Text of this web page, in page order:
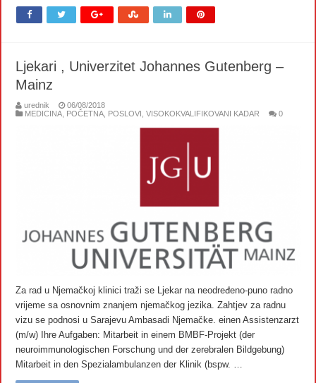
Ljekari , Univerzitet Johannes Gutenberg –
Mainz
urednik
06/08/2018
MEDICINA POČETNA POSLOVI ,VISOKOKVALIFIKOVANI KADAR 0
Za rad u Njemačkoj klinici traži se Ljekar na neodređeno-puno radno
vrijeme sa osnovnim znanjem njemačkog jezika. Zahtjev za radnu
vizu se podnosi u Sarajevu Ambasadi Njemačke. einen Assistenzarzt
(m/w) Ihre Aufgaben: Mitarbeit in einem BMBF-Projekt (der
neuroimmunologischen Forschung und der zerebralen Bildgebung)
Mitarbeit in den Spezialambulanzen der Klinik (bspw. …